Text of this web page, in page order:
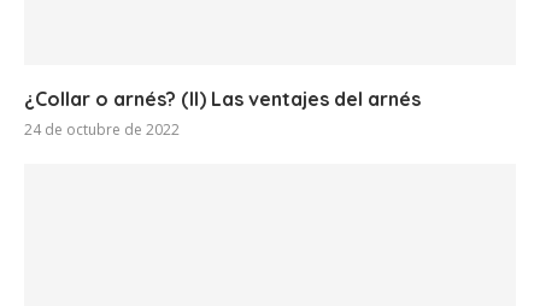
¿Collar o arnés? (II) Las ventajes del arnés
24 de octubre de 2022